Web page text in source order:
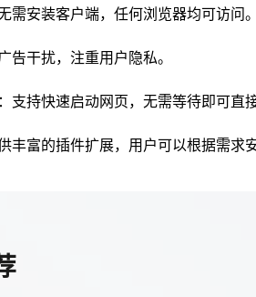
需安装客户端，任何浏览器均可访问。
告干扰，注重用户隐私。
支持快速启动网页，无需等待即可直
丰富的插件扩展，用户可以根据需求